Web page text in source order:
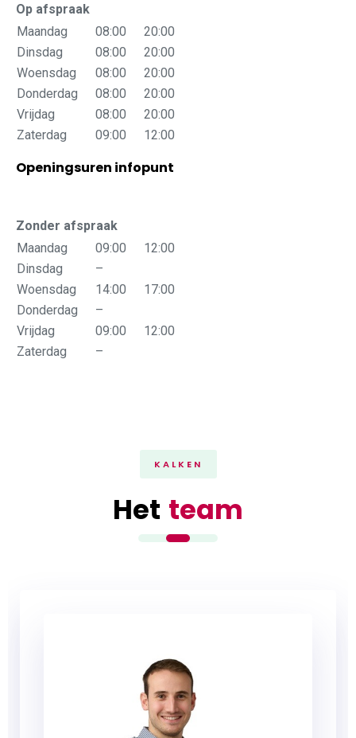
Op afspraak
Maandag
08:00
20:00
Dinsdag
08:00
20:00
Woensdag
08:00
20:00
Donderdag
08:00
20:00
Vrijdag
08:00
20:00
Zaterdag
09:00 12:00
Openingsuren infopunt
Zonder afspraak
Maandag
09:00
12:00
Dinsdag
–
Woensdag
14:00
17:00
Donderdag
–
Vrijdag
09:00
12:00
Zaterdag
–
KALKEN
Het team